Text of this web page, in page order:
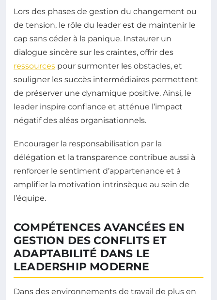
Lors des phases de gestion du changement ou
de tension, le rôle du leader est de maintenir le
cap sans céder à la panique. Instaurer un
dialogue sincère sur les craintes, offrir des
ressources pour surmonter les obstacles, et
souligner les succès intermédiaires permettent
de préserver une dynamique positive. Ainsi, le
leader inspire confiance et atténue l’impact
négatif des aléas organisationnels.
Encourager la responsabilisation par la
délégation et la transparence contribue aussi à
renforcer le sentiment d’appartenance et à
amplifier la motivation intrinsèque au sein de
l’équipe.
COMPÉTENCES AVANCÉES EN
GESTION DES CONFLITS ET
ADAPTABILITÉ DANS LE
LEADERSHIP MODERNE
Dans des environnements de travail de plus en